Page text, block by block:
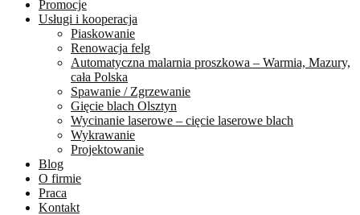
Promocje
Usługi i kooperacja
Piaskowanie
Renowacja felg
Automatyczna malarnia proszkowa – Warmia, Mazury,
cała Polska
Spawanie / Zgrzewanie
Gięcie blach Olsztyn
Wycinanie laserowe – cięcie laserowe blach
Wykrawanie
Projektowanie
Blog
O firmie
Praca
Kontakt